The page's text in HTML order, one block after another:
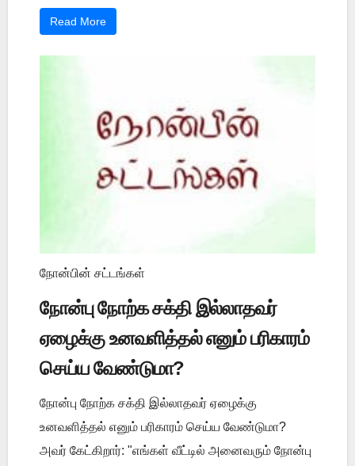
Read More
நோன்பின் சட்டங்கள்
நோன்பு நோற்க சக்தி இல்லாதவர்
ஏழைக்கு உனவளித்தல் எனும் பரிகாரம்
செய்ய வேண்டுமா?
நோன்பு நோற்க சக்தி இல்லாதவர் ஏழைக்கு
உனவளித்தல் எனும் பரிகாரம் செய்ய வேண்டுமா?
அவர் கேட்கிறார்: "எங்கள் வீட்டில் அனைவரும் நோன்பு